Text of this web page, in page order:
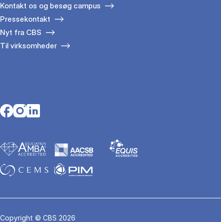
Kontakt os og besøg campus
Pressekontakt
Nyt fra CBS
Til virksomheder
Opens in a new tab
Opens in a new tab
Opens in a new tab
Copyright © CBS 2026